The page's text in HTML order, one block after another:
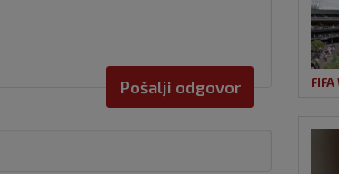
Pošalji odgovor FIFA